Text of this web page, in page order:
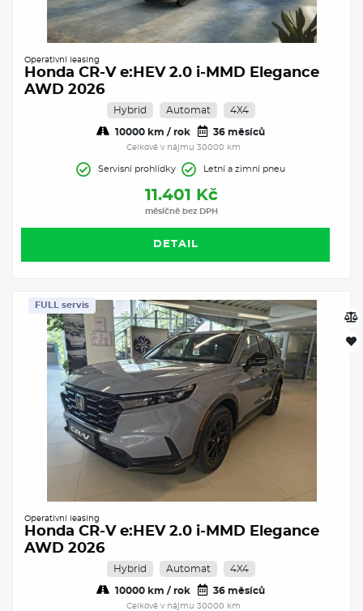
Operativní leasing
Honda CR-V e:HEV 2.0 i-MMD Elegance
AWD 2026
Hybrid Automat 4X4
10000 km / rok 36 měsíců
Celkově v nájmu 30000 km
Servisní prohlídky Letní a zimní pneu
11.401 Kč
měsíčně bez DPH
DETAIL
FULL servis
Operativní leasing
Honda CR-V e:HEV 2.0 i-MMD Elegance
AWD 2026
Hybrid Automat 4X4
10000 km / rok 36 měsíců
Celkově v nájmu 30000 km